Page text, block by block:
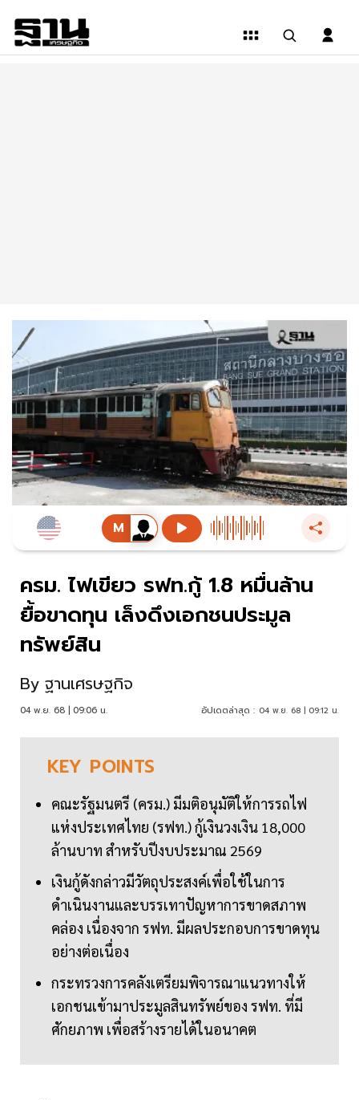
ครม. ไฟเขียว รฟท.กู้ 1.8 หมื่นล้าน
ยื้อขาดทุน เล็งดึงเอกชนประมูล
ทรัพย์สิน
By ฐานเศรษฐกิจ
04 พ.ย. 68 | 09:06 น. อัปเดตล่าสุด : 04 พ.ย. 68 | 09:12 น.
KEY POINTS
คณะรัฐมนตรี (ครม.) มีมติอนุมัติให้การรถไฟ
แห่งประเทศไทย (รฟท.) กู้เงินวงเงิน 18,000
ล้านบาท สำหรับปีงบประมาณ 2569
เงินกู้ดังกล่าวมีวัตถุประสงค์เพื่อใช้ในการ
ดำเนินงานและบรรเทาปัญหาการขาดสภาพ
คล่อง เนื่องจาก รฟท. มีผลประกอบการขาดทุน
อย่างต่อเนื่อง
กระทรวงการคลังเตรียมพิจารณาแนวทางให้
เอกชนเข้ามาประมูลสินทรัพย์ของ รฟท. ที่มี
ศักยภาพ เพื่อสร้างรายได้ในอนาคต